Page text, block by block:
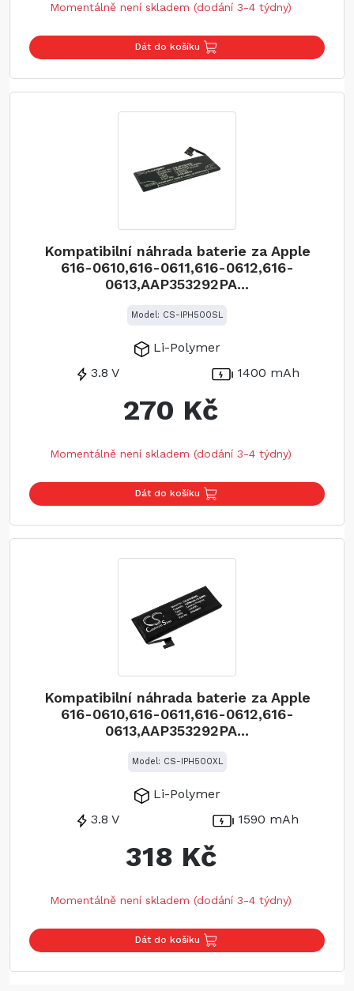
Momentálně není skladem (dodání 3-4 týdny)
Dát do košíku
Kompatibilní náhrada baterie za Apple
616-0610,616-0611,616-0612,616-
0613,AAP353292PA...
Model: CS-IPH500SL
Li-Polymer
3.8 V
1400 mAh
270 Kč
Momentálně není skladem (dodání 3-4 týdny)
Dát do košíku
Kompatibilní náhrada baterie za Apple
616-0610,616-0611,616-0612,616-
0613,AAP353292PA...
Model: CS-IPH500XL
Li-Polymer
3.8 V
1590 mAh
318 Kč
Momentálně není skladem (dodání 3-4 týdny)
Dát do košíku